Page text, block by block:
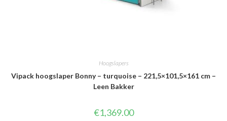
Hoogslapers
Vipack hoogslaper Bonny – turquoise – 221,5×101,5×161 cm –
Leen Bakker
€1,369.00